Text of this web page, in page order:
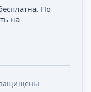
По
на
защищены